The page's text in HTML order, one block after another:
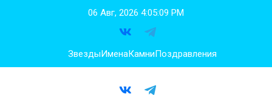
06 Авг, 2026 4:05:10 PM
ЗвездыИменаКамниПоздравления